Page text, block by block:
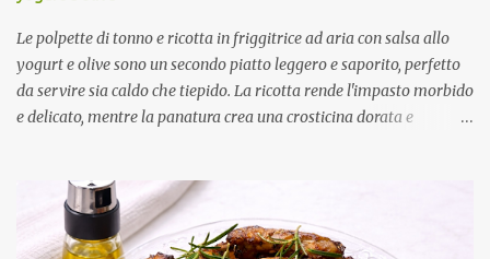
minuti) Tempo di ri...
Le polpette di tonno e ricotta in friggitrice ad aria con salsa allo
yogurt e olive sono un secondo piatto leggero e saporito, perfetto
da servire sia caldo che tiepido. La ricotta rende l'impasto morbido
e delicato, mentre la panatura crea una crosticina dorata e
con un piacevole contrasto di sapori. Come ottenere polpette
compatte e dorate Per un risultato perfetto: Scola molto bene il
tonno e la ricotta. Lascia riposare le polpette in frigorifero prima